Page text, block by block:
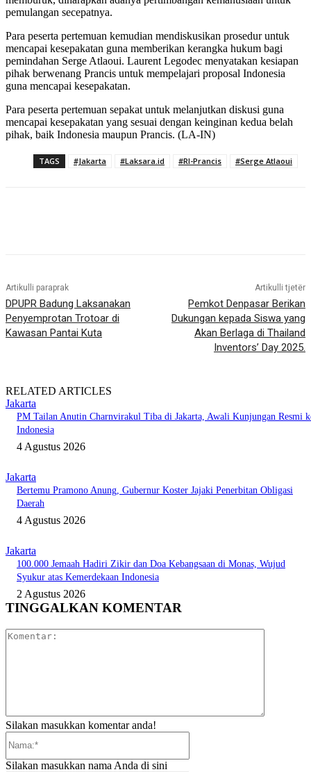
pemulangan secepatnya.
Para peserta pertemuan kemudian mendiskusikan prosedur untuk
mencapai kesepakatan guna memberikan kerangka hukum bagi
pemindahan Serge Atlaoui. Laurent Legodec menyatakan kesiapan
pihak berwenang Prancis untuk mempelajari proposal Indonesia
guna mencapai kesepakatan.
Para peserta pertemuan sepakat untuk melanjutkan diskusi guna
mencapai kesepakatan yang sesuai dengan keinginan kedua belah
pihak, baik Indonesia maupun Prancis. (LA-IN)
TAGS #Jakarta #Laksara.id #RI-Prancis #Serge Atlaoui
Artikulli paraprak
DPUPR Badung Laksanakan
Penyemprotan Trotoar di
Kawasan Pantai Kuta
Artikulli tjetër
Pemkot Denpasar Berikan
Dukungan kepada Siswa yang
Akan Berlaga di Thailand
Inventors’ Day 2025.
RELATED ARTICLES
Jakarta
PM Tailan Anutin Charnvirakul Tiba di Jakarta, Awali Kunjungan Resmi
Indonesia
4 Agustus 2026
Jakarta
Bertemu Pramono Anung, Gubernur Koster Jajaki Penerbitan Obligasi
Daerah
4 Agustus 2026
Jakarta
100.000 Jemaah Hadiri Zikir dan Doa Kebangsaan di Monas, Wujud
Syukur atas Kemerdekaan Indonesia
2 Agustus 2026
TINGGALKAN KOMENTAR
Silakan masukkan komentar anda!
Silakan masukkan nama Anda di sini